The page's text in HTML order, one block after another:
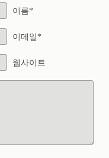
이름*
이메일*
웹사이트